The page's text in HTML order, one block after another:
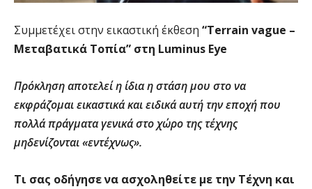
Συμμετέχει στην εικαστική έκθεση “Τerrain vague –
Μεταβατικά Τοπία” στη Luminus Eye
Πρόκληση αποτελεί η ίδια η στάση μου στο να
εκφράζομαι εικαστικά και ειδικά αυτή την εποχή που
πολλά πράγματα γενικά στο χώρο της τέχνης
μηδενίζονται «εντέχνως».
Τι σας οδήγησε να ασχοληθείτε με την Τέχνη και